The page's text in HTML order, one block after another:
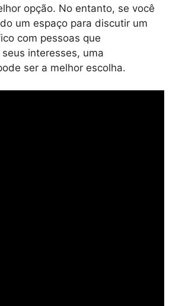
opção. No entanto, se você
um espaço para discutir um
com pessoas que
interesses, uma
ser a melhor escolha.